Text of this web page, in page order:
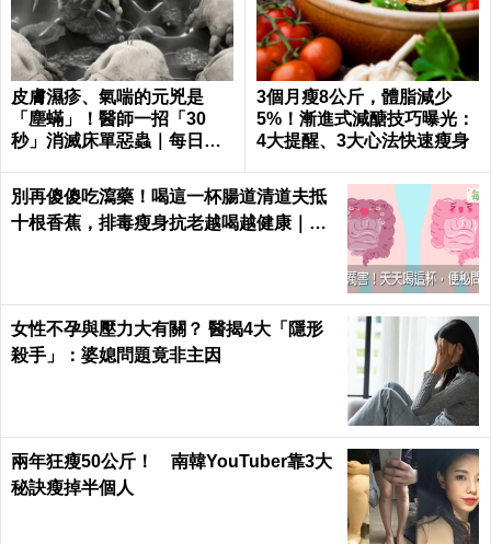
皮膚濕疹、氣喘的元兇是
「塵蟎」！醫師一招「30
秒」消滅床單惡蟲｜每日健
3個月瘦8公斤，體脂減少
5%！漸進式減醣技巧曝光：
4大提醒、3大心法快速瘦身
別再傻傻吃瀉藥！喝這一杯腸道清道夫抵
十根香蕉，排毒瘦身抗老越喝越健康｜每
女性不孕與壓力大有關？ 醫揭4大「隱形
殺手」：婆媳問題竟非主因
兩年狂瘦50公斤！ 南韓YouTuber靠3大
秘訣瘦掉半個人